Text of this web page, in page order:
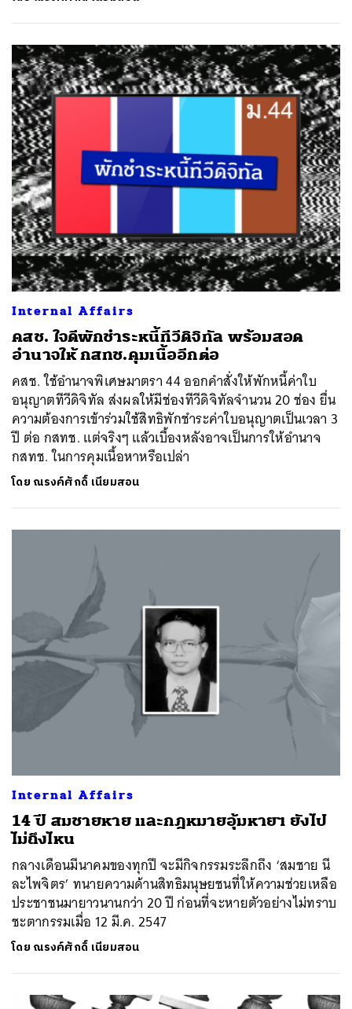
Internal Affairs
คสช. ใจดีพักชำระหนี้ทีวีดิจิทัล พร้อมสอด
อำนาจให้ กสทช.คุมเนื้ออีกต่อ
คสช. ใช้อำนาจพิเศษมาตรา 44 ออกคำสั่งให้พักหนี้ค่าใบ
อนุญาตทีวีดิจิทัล ส่งผลให้มีช่องทีวีดิจิทัลจำนวน 20 ช่อง ยื่น
ความต้องการเข้าร่วมใช้สิทธิพักชำระค่าใบอนุญาตเป็นเวลา 3
ปี ต่อ กสทช. แต่จริงๆ แล้วเบื้องหลังอาจเป็นการให้อำนาจ
กสทช. ในการคุมเนื้อหาหรือเปล่า
โดย ณรงค์ศักดิ์ เนียมสอน
Internal Affairs
14 ปี สมชายหาย และกฎหมายอุ้มหายฯ ยังไป
ไม่ถึงไหน
กลางเดือนมีนาคมของทุกปี จะมีกิจกรรมระลึกถึง ‘สมชาย นี
ละไพจิตร’ ทนายความด้านสิทธิมนุษยชนที่ให้ความช่วยเหลือ
ประชาชนมายาวนานกว่า 20 ปี ก่อนที่จะหายตัวอย่างไม่ทราบ
ชะตากรรมเมื่อ 12 มี.ค. 2547
โดย ณรงค์ศักดิ์ เนียมสอน